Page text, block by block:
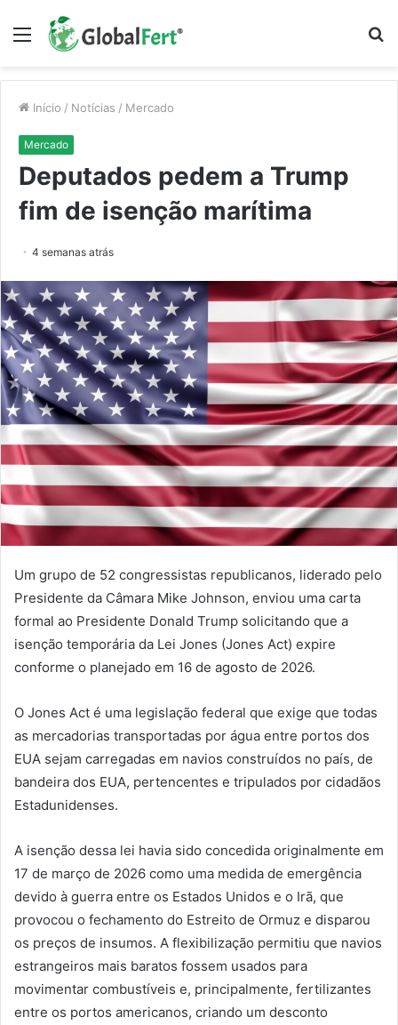
Menu
Início / Notícias / Mercado
Mercado
Deputados pedem a Trump
fim de isenção marítima
4 semanas atrás
Um grupo de 52 congressistas republicanos, liderado pelo
Presidente da Câmara Mike Johnson, enviou uma carta
formal ao Presidente Donald Trump solicitando que a
isenção temporária da Lei Jones (Jones Act) expire
conforme o planejado em 16 de agosto de 2026.
O Jones Act é uma legislação federal que exige que todas
as mercadorias transportadas por água entre portos dos
EUA sejam carregadas em navios construídos no país, de
bandeira dos EUA, pertencentes e tripulados por cidadãos
Estadunidenses.
A isenção dessa lei havia sido concedida originalmente em
17 de março de 2026 como uma medida de emergência
devido à guerra entre os Estados Unidos e o Irã, que
provocou o fechamento do Estreito de Ormuz e disparou
os preços de insumos. A flexibilização permitiu que navios
estrangeiros mais baratos fossem usados para
movimentar combustíveis e, principalmente, fertilizantes
entre os portos americanos, criando um desconto